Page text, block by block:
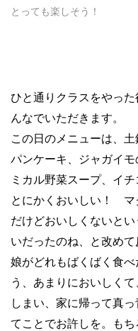
とっても楽しそう！
ひと通りクラスをやっ
んなでいただきます。
この日のメニューは、
パンケーキ、ジャガイ
ミカル野菜スープ、イ
とにかくおいしい！ マ
だけどおいしくないと
いだったのね、と改め
娘がどれもばくばく食
う、あまりにおいしく
しまい、家に帰って真
てことでお許しを。もち